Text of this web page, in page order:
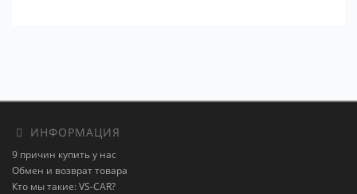
ИНФОРМАЦИЯ
9 причин купить у нас
Обмен и возврат товара
Кто мы такие: VS-CAR?